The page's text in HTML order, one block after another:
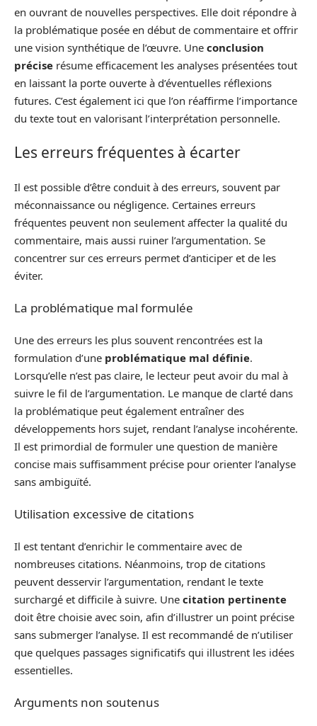
en ouvrant de nouvelles perspectives. Elle doit répondre à
la problématique posée en début de commentaire et offrir
une vision synthétique de l’œuvre. Une conclusion
précise résume efficacement les analyses présentées tout
en laissant la porte ouverte à d’éventuelles réflexions
futures. C’est également ici que l’on réaffirme l’importance
du texte tout en valorisant l’interprétation personnelle.
Les erreurs fréquentes à écarter
Il est possible d’être conduit à des erreurs, souvent par
méconnaissance ou négligence. Certaines erreurs
fréquentes peuvent non seulement affecter la qualité du
commentaire, mais aussi ruiner l’argumentation. Se
concentrer sur ces erreurs permet d’anticiper et de les
éviter.
La problématique mal formulée
Une des erreurs les plus souvent rencontrées est la
formulation d’une problématique mal définie.
Lorsqu’elle n’est pas claire, le lecteur peut avoir du mal à
suivre le fil de l’argumentation. Le manque de clarté dans
la problématique peut également entraîner des
développements hors sujet, rendant l’analyse incohérente.
Il est primordial de formuler une question de manière
concise mais suffisamment précise pour orienter l’analyse
sans ambiguïté.
Utilisation excessive de citations
Il est tentant d’enrichir le commentaire avec de
nombreuses citations. Néanmoins, trop de citations
peuvent desservir l’argumentation, rendant le texte
surchargé et difficile à suivre. Une citation pertinente
doit être choisie avec soin, afin d’illustrer un point précise
sans submerger l’analyse. Il est recommandé de n’utiliser
que quelques passages significatifs qui illustrent les idées
essentielles.
Arguments non soutenus